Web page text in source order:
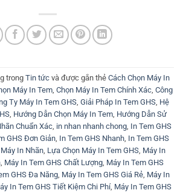
trong Tin tứcvà được gắn thẻ Cách Chọn Máy In
Máy In Tem Chọn Máy In Tem Chính Xác Công
Ty Máy In Tem GHS Giải Pháp In Tem GHS Hệ
Hướng Dẫn Chọn Máy In Tem Hướng Dẫn Sử
Chuẩn Xác in nhan nhanh chong In Tem GHS
GHS Đơn Giản In Tem GHS Nhanh In Tem GHS
In Nhãn, Lựa Chọn Máy In Tem GHS, Máy In
Máy In Tem GHS Chất Lượng Máy In Tem GHS
GHS Đa Năng, Máy In Tem GHS Giá Rẻ, Máy In
In Tem GHS Tiết Kiệm Chi Phí, Máy In Tem GHS